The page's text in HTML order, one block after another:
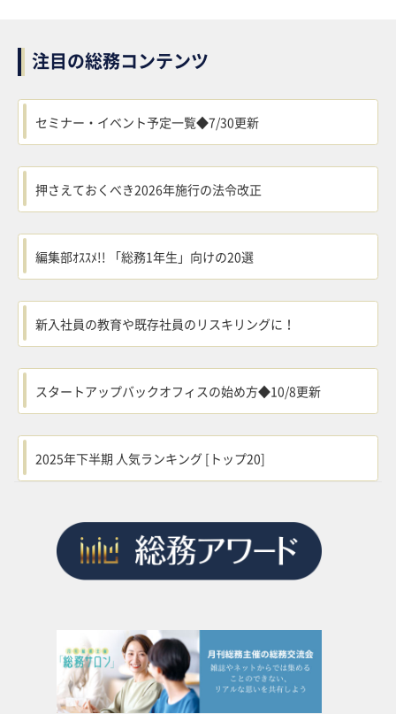
注目の総務コンテンツ
セミナー・イベント予定一覧◆7/30更新
押さえておくべき2026年施行の法令改正
編集部ｵｽｽﾒ!! 「総務1年生」向けの20選
新入社員の教育や既存社員のリスキリングに！
スタートアップバックオフィスの始め方◆10/8更新
2025年下半期 人気ランキング [トップ20]